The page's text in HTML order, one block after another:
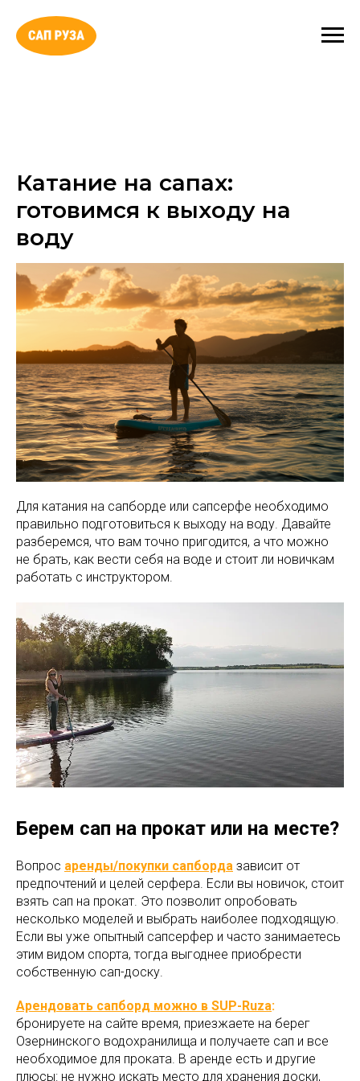
Катание на сапах:
готовимся к выходу на
воду
Для катания на сапборде или сапсерфе необходимо
правильно подготовиться к выходу на воду. Давайте
разберемся, что вам точно пригодится, а что можно
не брать, как вести себя на воде и стоит ли новичкам
работать с инструктором.
Берем сап на прокат или на месте?
Вопрос аренды/покупки сапборда зависит от
предпочтений и целей серфера. Если вы новичок, стоит
взять сап на прокат. Это позволит опробовать
несколько моделей и выбрать наиболее подходящую.
Если вы уже опытный сапсерфер и часто занимаетесь
этим видом спорта, тогда выгоднее приобрести
собственную сап-доску.
Арендовать сапборд можно в SUP-Ruza:
бронируете на сайте время, приезжаете на берег
Озернинского водохранилища и получаете сап и все
необходимое для проката. В аренде есть и другие
плюсы: не нужно искать место для хранения доски,